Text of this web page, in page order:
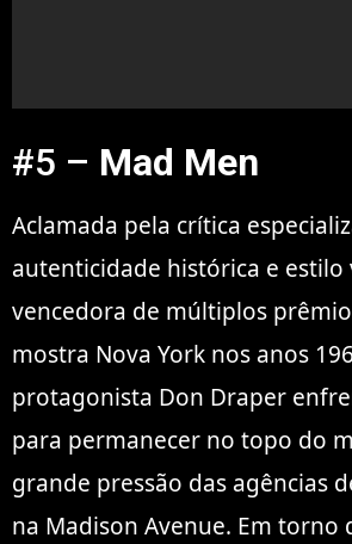
#5 – Mad Men
Aclamada pela crítica
autenticidade histórica e estilo
vencedora de múltiplos
mostra Nova York nos anos
protagonista Don Draper
para permanecer no topo do
grande pressão das agências
na Madison Avenue. Em torno